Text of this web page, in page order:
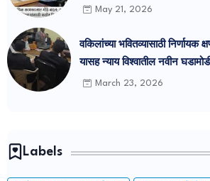
नियमावली जाहीर.
May 21, 2026
वकिलांच्या भवितव्यासाठी निर्णायक
यासह न्याय विश्वातील नवीन
March 23, 2026
Labels